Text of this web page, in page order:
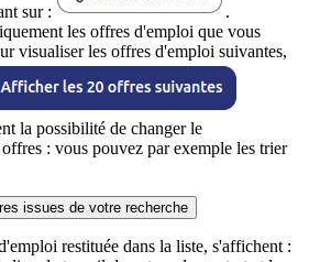
sur :
.
les offres d'emploi que vous
visualiser les offres d'emploi suivantes,
la possibilité de changer le
offres : vous pouvez par exemple les trier
issues de votre recherche
restituée dans la liste, s'affichent :